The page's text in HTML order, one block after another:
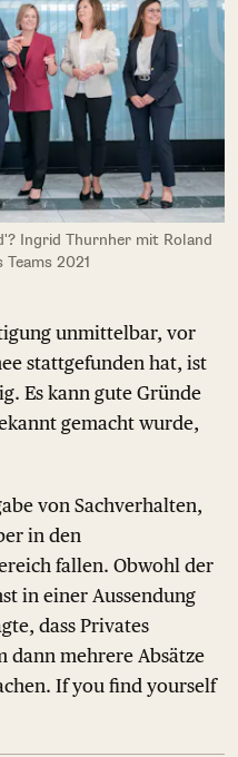
Ingrid Thurnher mit Roland
2021
unmittelbar, vor
stattgefunden hat, ist
Es kann gute Gründe
gemacht wurde,
von Sachverhalten,
in den
fallen. Obwohl der
in einer Aussendung
dass Privates
dann mehrere Absätze
If you find yourself